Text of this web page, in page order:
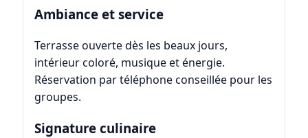
Ambiance et service
Terrasse ouverte dès les beaux jours,
intérieur coloré, musique et énergie.
Réservation par téléphone conseillée pour les
groupes.
Signature culinaire